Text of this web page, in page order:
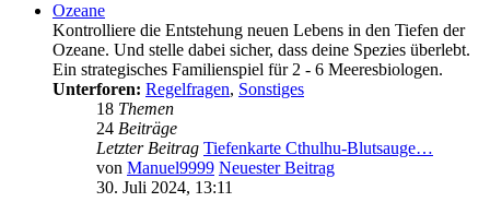
Ozeane
Kontrolliere die Entstehung neuen Lebens in den Tiefen der
Ozeane. Und stelle dabei sicher, dass deine Spezies überlebt.
Ein strategisches Familienspiel für 2 - 6 Meeresbiologen.
Unterforen: Regelfragen, Sonstiges
18 Themen
24 Beiträge
Letzter Beitrag Tiefenkarte Cthulhu-Blutsauge…
von Manuel9999 Neuester Beitrag
30. Juli 2024, 13:11